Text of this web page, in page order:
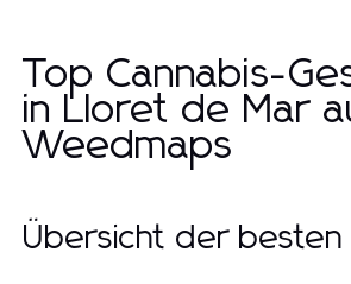
Top Cannabis-
in Lloret de Mar
Weedmaps
Übersicht der besten